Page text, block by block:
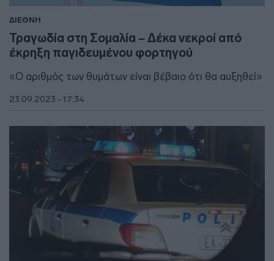
ΔΙΕΘΝΗ
Τραγωδία στη Σομαλία – Δέκα νεκροί από
έκρηξη παγιδευμένου φορτηγού
«O αριθμός των θυμάτων είναι βέβαιο ότι θα αυξηθεί»
23.09.2023 - 17:34